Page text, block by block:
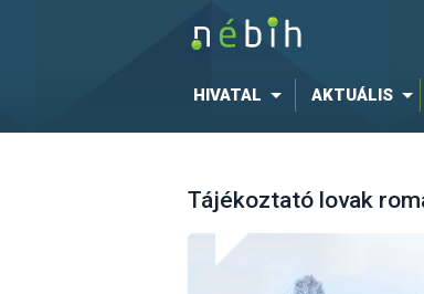
HIVATAL AKTUÁLIS
Tájékoztató lovak